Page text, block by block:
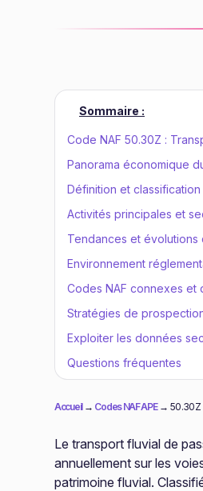
Sommaire :
Code NAF 50.30Z :
Panorama économique
Définition et classification
Activités principales et
Tendances et évolutions
Environnement
Codes NAF connexes et
Stratégies de
Exploiter les données
Questions fréquentes
Accueil→ Codes NAF APE→ 50.30Z
Le transport fluvial de
annuellement sur les
patrimoine fluvial.